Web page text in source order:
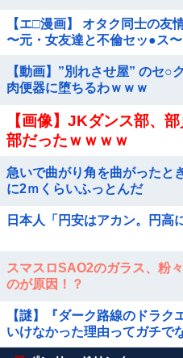
【エ□漫画】 オタク同士の友
〜元・女友達と不倫セッ●ス〜
【動画】”別れさせ屋” のセ○
肉便器に堕ちるわｗｗｗ
【画像】JKダンス部、
部だったｗｗｗｗ
急いで曲がり角を曲がったと
に2ｍくらいふっとんだ
日本人「円安はアカン。円
スマスロSAO2のガラス、粉
のが原因！？
【謎】『ダーク路線のドラク
いけなかった理由ってガチで
ん